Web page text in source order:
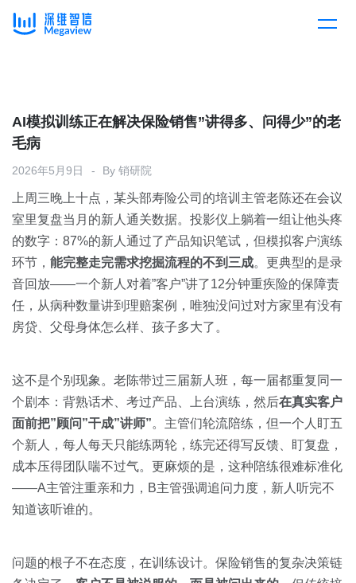
产品总览
产品集成
下载客户端
解决方案
按行业
企业服务
消费医疗
教育
汽车
金融
按角色
销售人员
客户案例
开放平台
定价
资源中心
全部
白皮书
销售会话智能
预约演示
AI模拟训练正在解决保险销售”讲得多、问得少”的老
毛病
2026年5月9日 By 销研院
上周三晚上十点，某头部寿险公司的培训主管老陈还在会议
室里复盘当月的新人通关数据。投影仪上躺着一组让他头疼
的数字：87%的新人通过了产品知识笔试，但模拟客户演练
环节， 能完整走完需求挖掘流程的不到三成。更典型的是录
音回放——一个新人对着”客户”讲了12分钟重疾险的保障责
任，从病种数量讲到理赔案例，唯独没问过对方家里有没有
房贷、父母身体怎么样、孩子多大了。
这不是个别现象。老陈带过三届新人班，每一届都重复同一
个剧本：背熟话术、考过产品、上台演练，然后在真实客户
面前把”顾问”干成”讲师”。主管们轮流陪练，但一个人盯五
个新人，每人每天只能练两轮，练完还得写反馈、盯复盘，
成本压得团队喘不过气。更麻烦的是，这种陪练很难标准化
——A主管注重亲和力，B主管强调追问力度，新人听完不
知道该听谁的。
问题的根子不在态度，在训练设计。保险销售的复杂决策链